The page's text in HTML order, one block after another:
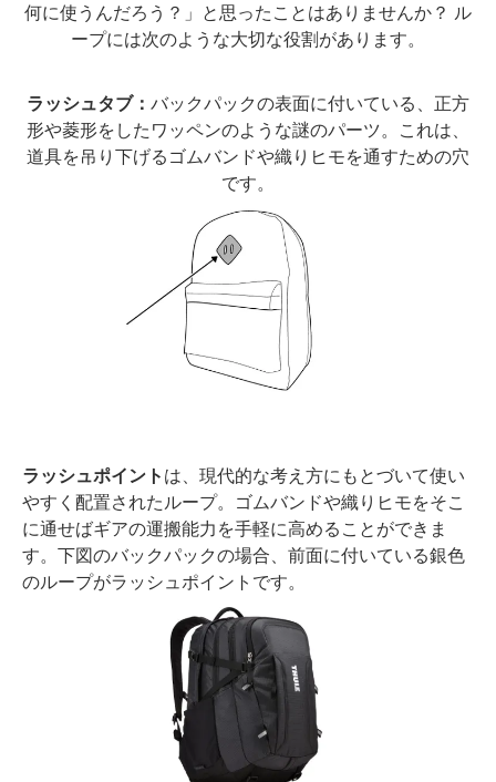
何に使うんだろう？」と思ったことはありませんか？ ル
ープには次のような大切な役割があります。
ラッシュタブ： バックパックの表面に付いている、正方
形や菱形をしたワッペンのような謎のパーツ。これは、
道具を吊り下げるゴムバンドや織りヒモを通すための穴
です。
ラッシュポイントは、現代的な考え方にもとづいて使い
やすく配置されたループ。ゴムバンドや織りヒモをそこ
に通せばギアの運搬能力を手軽に高めることができま
す。下図のバックパックの場合、前面に付いている銀色
のループがラッシュポイントです。